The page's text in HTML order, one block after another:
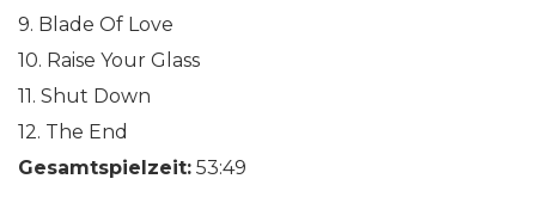
9. Blade Of Love
10. Raise Your Glass
11. Shut Down
12. The End
Gesamtspielzeit: 53:49